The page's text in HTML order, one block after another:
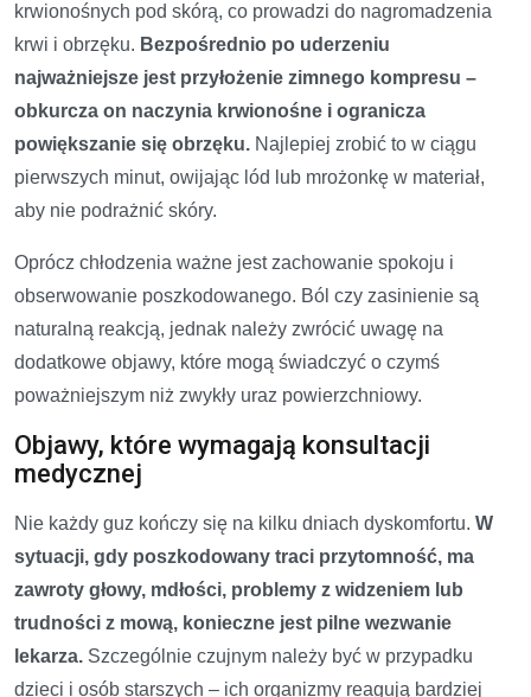
krwionośnych pod skórą, co prowadzi do nagromadzenia
krwi i obrzęku. Bezpośrednio po uderzeniu
najważniejsze jest przyłożenie zimnego kompresu –
obkurcza on naczynia krwionośne i ogranicza
powiększanie się obrzęku. Najlepiej zrobić to w ciągu
pierwszych minut, owijając lód lub mrożonkę w materiał,
aby nie podrażnić skóry.
Oprócz chłodzenia ważne jest zachowanie spokoju i
obserwowanie poszkodowanego. Ból czy zasinienie są
naturalną reakcją, jednak należy zwrócić uwagę na
dodatkowe objawy, które mogą świadczyć o czymś
poważniejszym niż zwykły uraz powierzchniowy.
Objawy, które wymagają konsultacji
medycznej
Nie każdy guz kończy się na kilku dniach dyskomfortu. W
sytuacji, gdy poszkodowany traci przytomność, ma
zawroty głowy, mdłości, problemy z widzeniem lub
trudności z mową, konieczne jest pilne wezwanie
lekarza. Szczególnie czujnym należy być w przypadku
dzieci i osób starszych – ich organizmy reagują bardziej